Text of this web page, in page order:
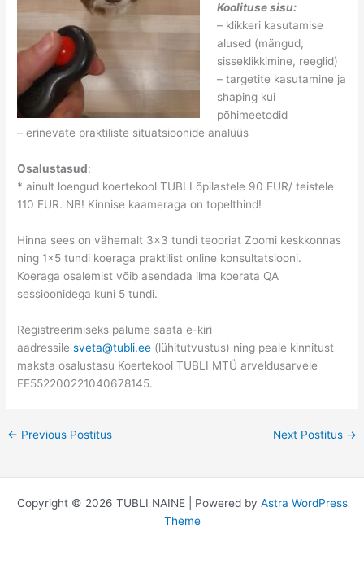
Koolituse sisu:
– klikkeri kasutamise
alused (mängud,
sisseklikkimine, reeglid)
– targetite kasutamine ja
shaping kui
põhimeetodid
– erinevate praktiliste situatsioonide analüüs
Osalustasud:
* ainult loengud koertekool TUBLI õpilastele 90 EUR/ teistele
110 EUR. NB! Kinnise kaameraga on topelthind!
Hinna sees on vähemalt 3×3 tundi teooriat Zoomi keskkonnas
ning 1×5 tundi koeraga praktilist online konsultatsiooni.
Koeraga osalemist võib asendada ilma koerata QA
sessioonidega kuni 5 tundi.
Registreerimiseks palume saata e-kiri
aadressilesveta@tubli.ee (lühitutvustus) ning peale kinnitust
maksta osalustasu Koertekool TUBLI MTÜ arveldusarvele
EE552200221040678145.
← Previous Postitus Next Postitus →
Copyright © 2026 TUBLI NAINE | Powered by Astra WordPress
Theme